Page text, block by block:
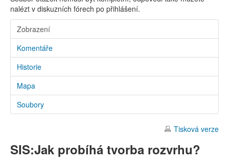
nalézt v diskuzních fórech po přihlášení.
Zobrazení
Komentáře
Historie
Mapa
Soubory
Tisková verze
SIS:Jak probíhá tvorba rozvrhu?